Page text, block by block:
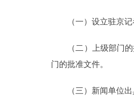
ITALIANO
（一）设立驻京记
（二）上级部门的
门的批准文件。
（三）新闻单位出